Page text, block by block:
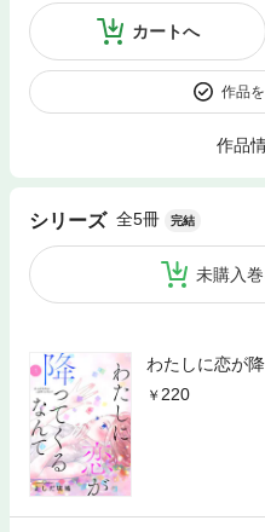
カートへ
作品
作品
シリーズ 全5冊 完結
未購入
わたしに恋が
220